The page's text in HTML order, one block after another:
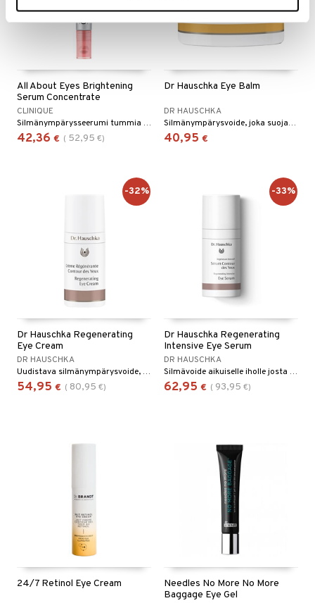
All About Eyes Brightening
Serum Concentrate
CLINIQUE
Silmänympärysseerumi tummia silmänalusia ja turvotusta vastaan
42,36 € ( 52,95 €)
Dr Hauschka Eye Balm
DR HAUSCHKA
Silmänympärysvoide, joka suojaa silmänympärysihoa. Sillä on ihoa tasoittava vaikutus ja se suojaa ulkoisilta rasituksilta.
40,95 €
Dr Hauschka Regenerating
Eye Cream
DR HAUSCHKA
Uudistava silmänympärysvoide, joka saa silmäsi säihkymään. Vähentää juonteita ja ryppyjä. Silmänympäryksen kuivat alueet tasoittuvat ja saavat kauniimman ilmeen.
54,95 € ( 80,95 €)
-32%
Dr Hauschka Regenerating
Intensive Eye Serum
DR HAUSCHKA
Silmävoide aikuiselle iholle josta on tullut kuivempi ja herkempi.
62,95 € ( 93,95 €)
-33%
24/7 Retinol Eye Cream
Needles No More No More
Baggage Eye Gel